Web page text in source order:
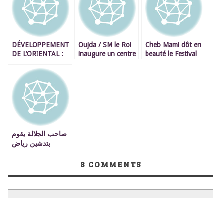
DÉVELOPPEMENT
DE L’ORIENTAL :
multiples activités
de S.M. le Roi à
Oujda
Oujda / SM le Roi
inaugure un centre
Cheb Mami clôt en
beauté le Festival
صاحب الجلالة يقوم
بتدشين رياض
8 COMMENTS